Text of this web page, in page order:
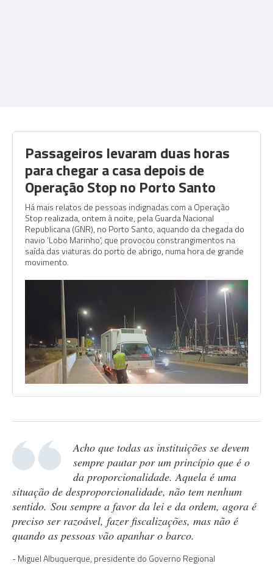
Passageiros levaram duas horas
para chegar a casa depois de
Operação Stop no Porto Santo
Há mais relatos de pessoas indignadas com a Operação
Stop realizada, ontem à noite, pela Guarda Nacional
Republicana (GNR), no Porto Santo, aquando da chegada do
navio ‘Lobo Marinho’, que provocou constrangimentos na
saída das viaturas do porto de abrigo, numa hora de grande
movimento.
Acho que todas as instituições se devem
sempre pautar por um princípio que é o
da proporcionalidade. Aquela é uma
situação de desproporcionalidade, não tem nenhum
sentido. Sou sempre a favor da lei e da ordem, agora é
preciso ser razoável, fazer fiscalizações, mas não é
quando as pessoas vão apanhar o barco.
Miguel Albuquerque, presidente do Governo Regional